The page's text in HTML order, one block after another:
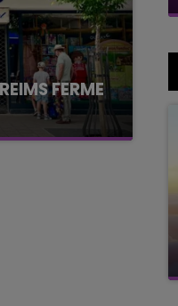
FERME
ville